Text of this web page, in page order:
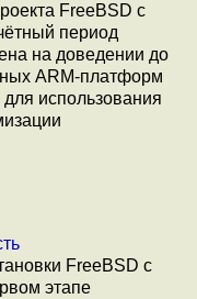
FreeBSD с
период
на доведении до
ARM-платформ
использования
FreeBSD c
этапе